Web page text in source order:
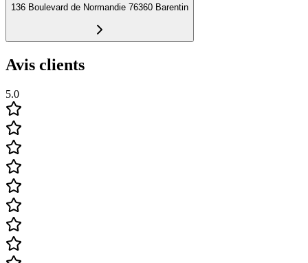
136 Boulevard de Normandie 76360 Barentin
Avis clients
5.0